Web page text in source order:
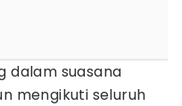
dalam suasana
mengikuti seluruh